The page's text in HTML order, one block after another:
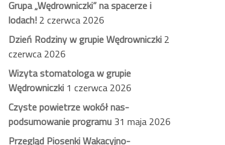
Grupa „Wędrowniczki” na spacerze i
lodach! 2 czerwca 2026
Dzień Rodziny w grupie Wędrowniczki 2
czerwca 2026
Wizyta stomatologa w grupie
Wędrowniczki 1 czerwca 2026
Czyste powietrze wokół nas-
podsumowanie programu 31 maja 2026
Przegląd Piosenki Wakacyjno-